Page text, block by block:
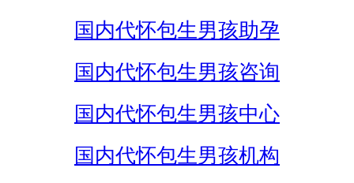
国内代怀包生男孩助孕
国内代怀包生男孩咨询
国内代怀包生男孩中心
国内代怀包生男孩机构